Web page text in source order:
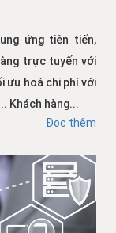
ứng tiên tiến,
trực tuyến với
ưu hoá chi phí với
Khách hàng...
Đọc thêm